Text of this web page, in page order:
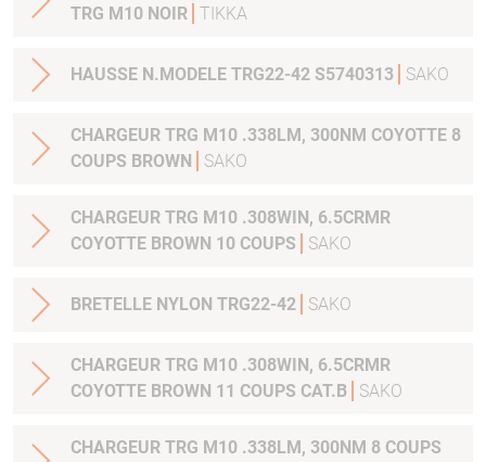
TRG M10 NOIR TIKKA
HAUSSE N.MODELE TRG22-42 S5740313 SAKO
CHARGEUR TRG M10 .338LM, 300NM COYOTTE 8
COUPS BROWN
SAKO
CHARGEUR TRG M10 .308WIN, 6.5CRMR
COYOTTE BROWN 10 COUPS
SAKO
BRETELLE NYLON TRG22-42 SAKO
CHARGEUR TRG M10 .308WIN, 6.5CRMR
COYOTTE BROWN 11 COUPS CAT.B
SAKO
CHARGEUR TRG M10 .338LM, 300NM 8 COUPS